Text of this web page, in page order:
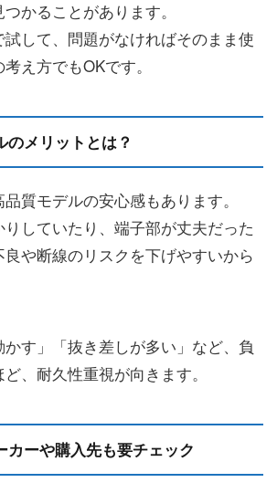
かることがあります。
して、問題がなければそのまま使
え方でもOKです。
のメリットとは？
質モデルの安心感もあります。
していたり、端子部が丈夫だった
や断線のリスクを下げやすいから
かす」「抜き差しが多い」など、負
、耐久性重視が向きます。
カーや購入先も要チェック